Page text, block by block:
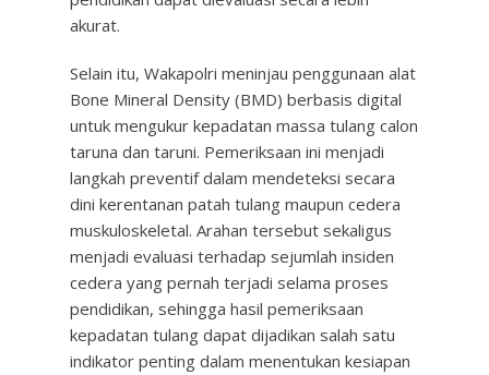
akurat.
Selain itu, Wakapolri meninjau penggunaan alat
Bone Mineral Density (BMD) berbasis digital
untuk mengukur kepadatan massa tulang calon
taruna dan taruni. Pemeriksaan ini menjadi
langkah preventif dalam mendeteksi secara
dini kerentanan patah tulang maupun cedera
muskuloskeletal. Arahan tersebut sekaligus
menjadi evaluasi terhadap sejumlah insiden
cedera yang pernah terjadi selama proses
pendidikan, sehingga hasil pemeriksaan
kepadatan tulang dapat dijadikan salah satu
indikator penting dalam menentukan kesiapan